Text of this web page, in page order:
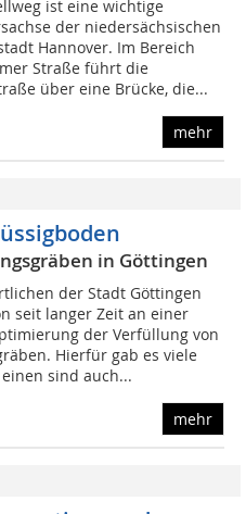
ist eine wichtige
der niedersächsischen
Hannover. Im Bereich
Straße führt die
über eine Brücke, die...
mehr
in Göttingen
der Stadt Göttingen
seit langer Zeit an einer
der Verfüllung von
Hierfür gab es viele
sind auch...
mehr